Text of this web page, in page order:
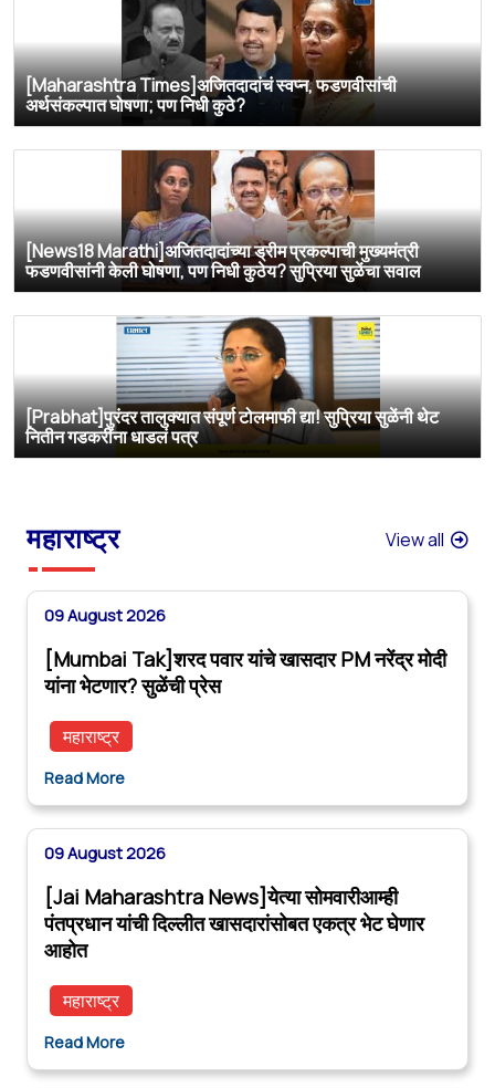
[Maharashtra Times]अजितदादांचं स्वप्न, फडणवीसांची
अर्थसंकल्पात घोषणा; पण निधी कुठे?
[News18 Marathi]अजितदादांच्या ड्रीम प्रकल्पाची मुख्यमंत्री
फडणवीसांनी केली घोषणा, पण निधी कुठेय? सुप्रिया सुळेंचा सवाल
[Prabhat]पुरंदर तालुक्यात संपूर्ण टोलमाफी द्या! सुप्रिया सुळेंनी थेट
नितीन गडकरींना धाडलं पत्र
महाराष्ट्र View all
09 August 2026
[Mumbai Tak]शरद पवार यांचे खासदार PM नरेंद्र मोदी
यांना भेटणार? सुळेंची प्रेस
महाराष्ट्र
Read More
09 August 2026
[Jai Maharashtra News]येत्या सोमवारीआम्ही
पंतप्रधान यांची दिल्लीत खासदारांसोबत एकत्र भेट घेणार
आहोत
महाराष्ट्र
Read More